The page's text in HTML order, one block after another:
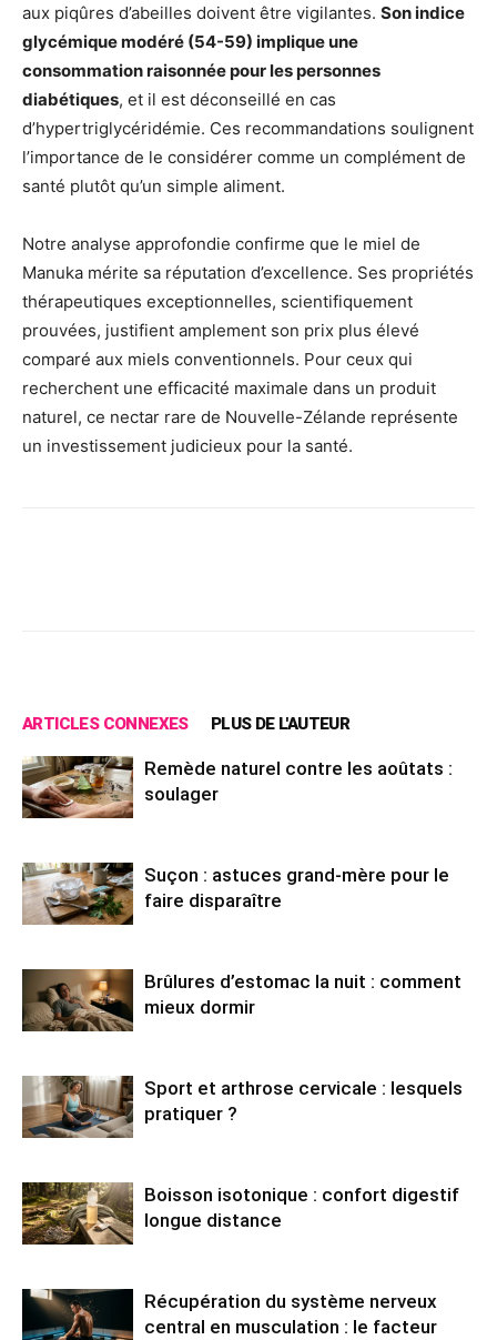
aux piqûres d’abeilles doivent être vigilantes. Son indice
glycémique modéré (54-59) implique une
consommation raisonnée pour les personnes
diabétiques, et il est déconseillé en cas
d’hypertriglycéridémie. Ces recommandations soulignent
l’importance de le considérer comme un complément de
santé plutôt qu’un simple aliment.
Notre analyse approfondie confirme que le miel de
Manuka mérite sa réputation d’excellence. Ses propriétés
thérapeutiques exceptionnelles, scientifiquement
prouvées, justifient amplement son prix plus élevé
comparé aux miels conventionnels. Pour ceux qui
recherchent une efficacité maximale dans un produit
naturel, ce nectar rare de Nouvelle-Zélande représente
un investissement judicieux pour la santé.
ARTICLES CONNEXES PLUS DE L'AUTEUR
Remède naturel contre les aoûtats :
soulager
Suçon : astuces grand-mère pour le
faire disparaître
Brûlures d’estomac la nuit : comment
mieux dormir
Sport et arthrose cervicale : lesquels
pratiquer ?
Boisson isotonique : confort digestif
longue distance
Récupération du système nerveux
central en musculation : le facteur